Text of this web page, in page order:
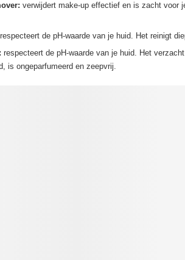
verwijdert make-up effectief en is zacht voor
respecteert de pH-waarde van je huid. Het reinigt
respecteert de pH-waarde van je huid. Het
is ongeparfumeerd en zeepvrij.